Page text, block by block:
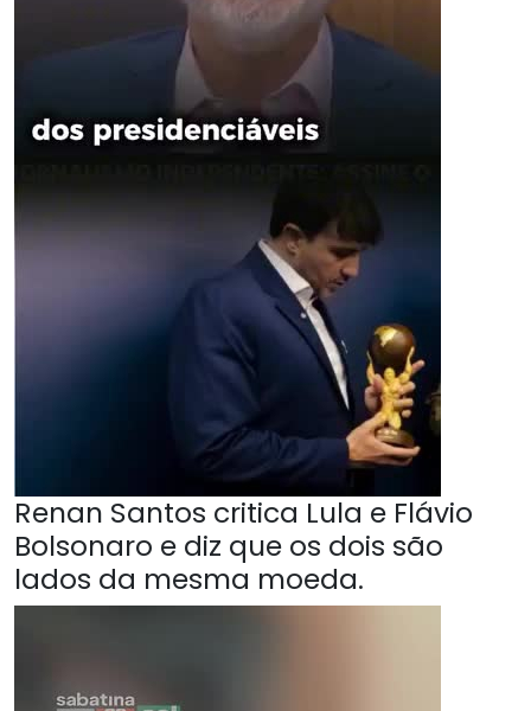
Renan Santos critica Lula e Flávio
Bolsonaro e diz que os dois são
lados da mesma moeda.